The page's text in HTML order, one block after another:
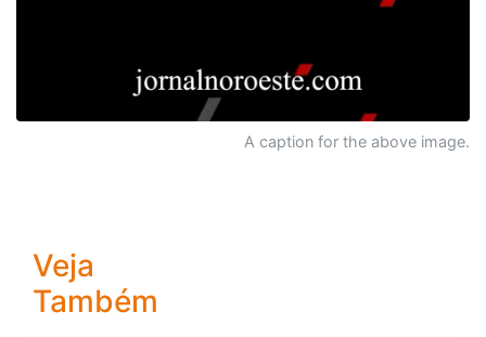
A caption for the above image.
Veja
Também